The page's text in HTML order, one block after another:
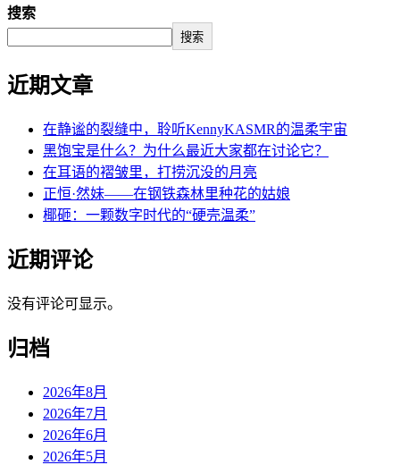
搜索
搜索
近期文章
在静谧的裂缝中，聆听KennyKASMR的温柔宇宙
黑饱宝是什么？为什么最近大家都在讨论它？
在耳语的褶皱里，打捞沉没的月亮
正恒·然妹——在钢铁森林里种花的姑娘
椰砸：一颗数字时代的“硬壳温柔”
近期评论
没有评论可显示。
归档
2026年8月
2026年7月
2026年6月
2026年5月